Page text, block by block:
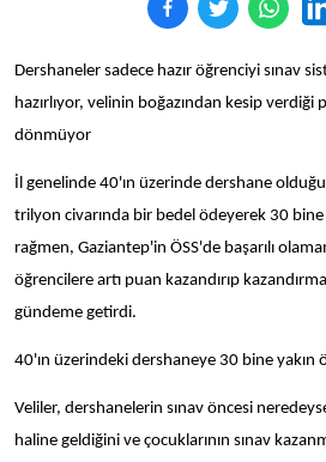
Dershaneler sadece hazır öğrenciyi sınav
hazırlıyor, velinin boğazından kesip verdiği
dönmüyor
İl genelinde 40'ın üzerinde dershane
trilyon civarında bir bedel ödeyerek 30
rağmen, Gaziantep'in ÖSS'de başarılı
öğrencilere artı puan kazandırıp
gündeme getirdi.
40'ın üzerindeki dershaneye 30 bine yakın
Veliler, dershanelerin sınav öncesi
haline geldiğini ve çocuklarının sınav